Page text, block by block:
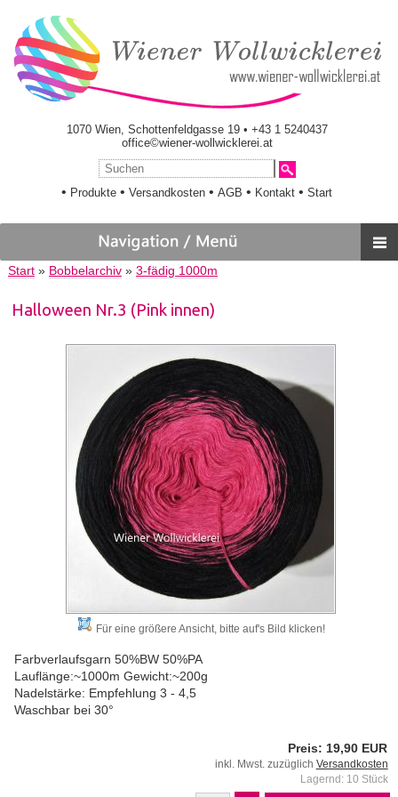
1070 Wien, Schottenfeldgasse 19 • +43 1 5240437
office©wiener-wollwicklerei.at
• Produkte •Versandkosten •AGB • Kontakt •Start
Start» Bobbelarchiv» 3-fädig 1000m
Halloween Nr.3 (Pink innen)
Für eine größere Ansicht, bitte auf's Bild klicken!
Farbverlaufsgarn 50%BW 50%PA
Lauflänge:~1000m Gewicht:~200g
Nadelstärke: Empfehlung 3 - 4,5
Waschbar bei 30°
Preis: 19,90 EUR
inkl. Mwst. zuzüglich Versandkosten
Lagernd: 10 Stück